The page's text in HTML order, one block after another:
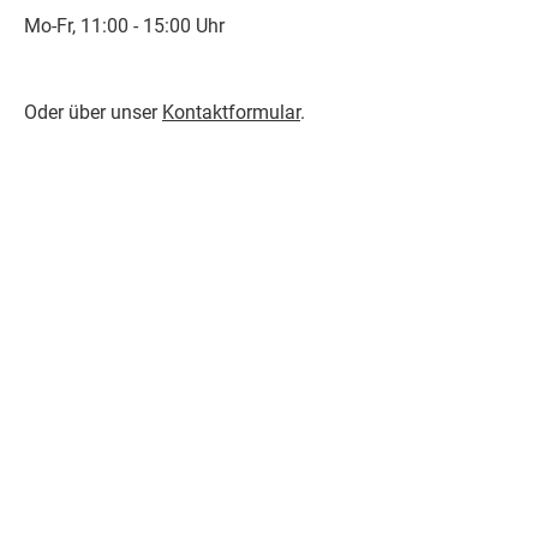
Mo-Fr, 11:00 - 15:00 Uhr
Oder über unser Kontaktformular.